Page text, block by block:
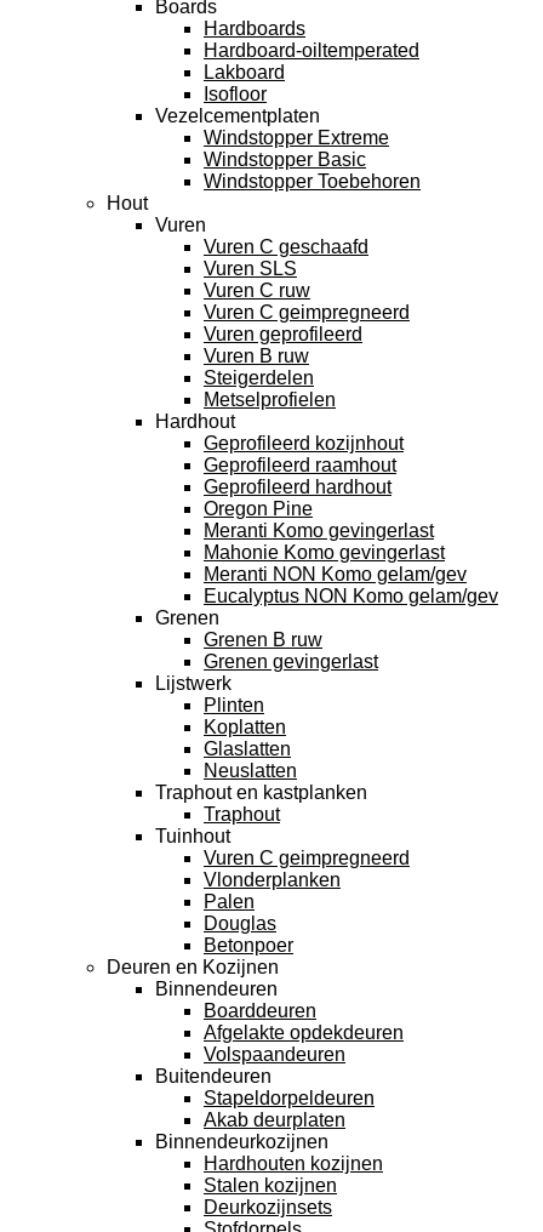
Boards
Hardboards
Hardboard-oiltemperated
Lakboard
Isofloor
Vezelcementplaten
Windstopper Extreme
Windstopper Basic
Windstopper Toebehoren
Hout
Vuren
Vuren C geschaafd
Vuren SLS
Vuren C ruw
Vuren C geimpregneerd
Vuren geprofileerd
Vuren B ruw
Steigerdelen
Metselprofielen
Hardhout
Geprofileerd kozijnhout
Geprofileerd raamhout
Geprofileerd hardhout
Oregon Pine
Meranti Komo gevingerlast
Mahonie Komo gevingerlast
Meranti NON Komo gelam/gev
Eucalyptus NON Komo gelam/gev
Grenen
Grenen B ruw
Grenen gevingerlast
Lijstwerk
Plinten
Koplatten
Glaslatten
Neuslatten
Traphout en kastplanken
Traphout
Tuinhout
Vuren C geimpregneerd
Vlonderplanken
Palen
Douglas
Betonpoer
Deuren en Kozijnen
Binnendeuren
Boarddeuren
Afgelakte opdekdeuren
Volspaandeuren
Buitendeuren
Stapeldorpeldeuren
Akab deurplaten
Binnendeurkozijnen
Hardhouten kozijnen
Stalen kozijnen
Deurkozijnsets